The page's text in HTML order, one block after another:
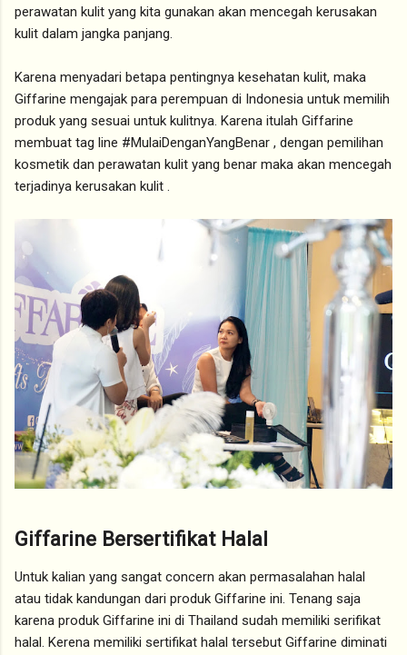
perawatan kulit yang kita gunakan akan mencegah kerusakan
kulit dalam jangka panjang.
Karena menyadari betapa pentingnya kesehatan kulit, maka
Giffarine mengajak para perempuan di Indonesia untuk memilih
produk yang sesuai untuk kulitnya. Karena itulah Giffarine
membuat tag line #MulaiDenganYangBenar , dengan pemilihan
kosmetik dan perawatan kulit yang benar maka akan mencegah
terjadinya kerusakan kulit .
Giffarine Bersertifikat Halal
Untuk kalian yang sangat concern akan permasalahan halal
atau tidak kandungan dari produk Giffarine ini. Tenang saja
karena produk Giffarine ini di Thailand sudah memiliki serifikat
halal. Kerena memiliki sertifikat halal tersebut Giffarine diminati